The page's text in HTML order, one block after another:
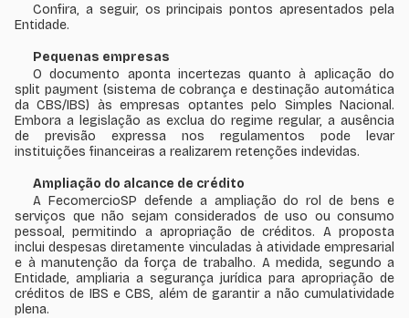
Confira, a seguir, os principais pontos apresentados pela
Entidade.
Pequenas empresas
O documento aponta incertezas quanto à aplicação do
split payment (sistema de cobrança e destinação automática
da CBS/IBS) às empresas optantes pelo Simples Nacional.
Embora a legislação as exclua do regime regular, a ausência
de previsão expressa nos regulamentos pode levar
instituições financeiras a realizarem retenções indevidas.
Ampliação do alcance de crédito
A FecomercioSP defende a ampliação do rol de bens e
serviços que não sejam considerados de uso ou consumo
pessoal, permitindo a apropriação de créditos. A proposta
inclui despesas diretamente vinculadas à atividade empresarial
e à manutenção da força de trabalho. A medida, segundo a
Entidade, ampliaria a segurança jurídica para apropriação de
créditos de IBS e CBS, além de garantir a não cumulatividade
plena.